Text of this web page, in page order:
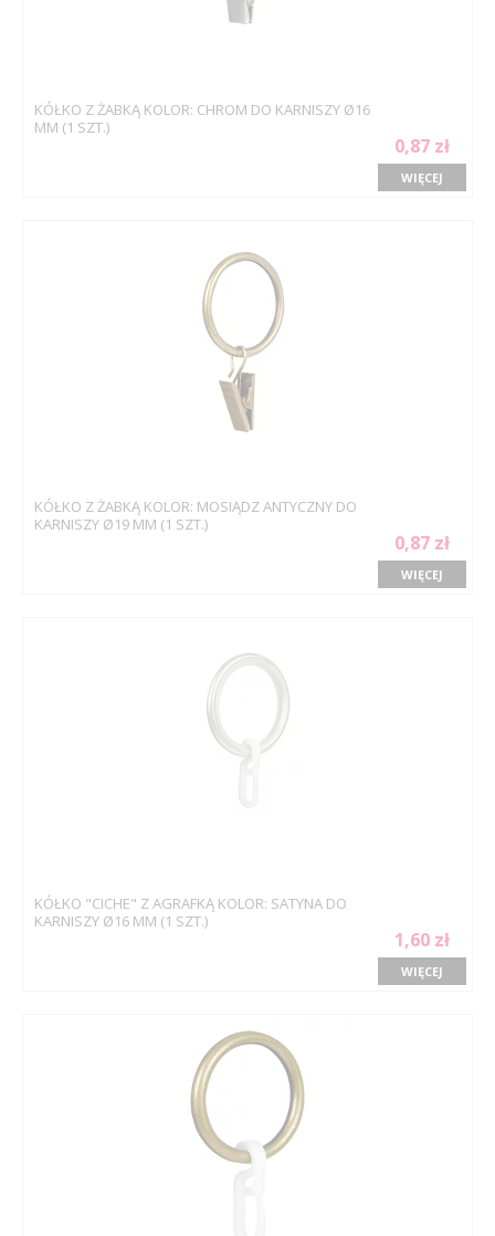
KÓŁKO Z ŻABKĄ KOLOR: CHROM DO KARNISZY Ø16
MM (1 SZT.)
0,87 zł
WIĘCEJ
KÓŁKO Z ŻABKĄ KOLOR: MOSIĄDZ ANTYCZNY DO
KARNISZY Ø19 MM (1 SZT.)
0,87 zł
WIĘCEJ
KÓŁKO "CICHE" Z AGRAFKĄ KOLOR: SATYNA DO
KARNISZY Ø16 MM (1 SZT.)
1,60 zł
WIĘCEJ